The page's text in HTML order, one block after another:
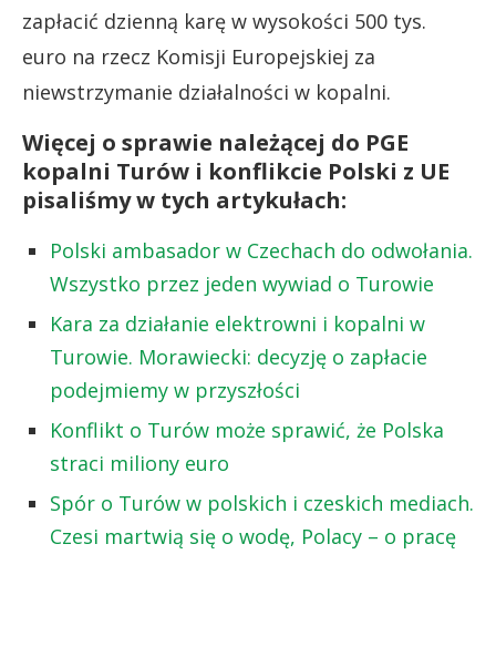
zapłacić dzienną karę w wysokości 500 tys.
euro na rzecz Komisji Europejskiej za
niewstrzymanie działalności w kopalni.
Więcej o sprawie należącej do PGE
kopalni Turów i konflikcie Polski z UE
pisaliśmy w tych artykułach:
Polski ambasador w Czechach do odwołania.
Wszystko przez jeden wywiad o Turowie
Kara za działanie elektrowni i kopalni w
Turowie. Morawiecki: decyzję o zapłacie
podejmiemy w przyszłości
Konflikt o Turów może sprawić, że Polska
straci miliony euro
Spór o Turów w polskich i czeskich mediach.
Czesi martwią się o wodę, Polacy – o pracę